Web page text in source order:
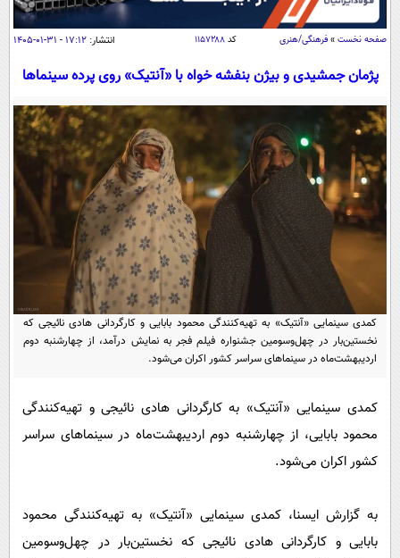
سیاسی
اقتصاد
اقتصادی
جامعه
حوادث
سلامت
یک برش دانایی
محیط زیست
سفر و تفریح
بین الملل
سیاست خارجی
فرهنگ و هنر
علم و دانش
فناوری و It
علمی
اخبار کریپتو
قرآن
گوناگون
سرگرمی
باشگاه مغز
مجله تصویری سلاح
فیلم
اقتصاد
ورزش
سرگرمی
فناوری
محیط زیست
عصر ایران 2
خواندنی ها و دیدنی ها
پیامک
روانشناسی
آموزش زبان
صفحه نخست » فرهنگی/هنری کد ۱۱۵۷۲۸۸ انتشار: ۱۷:۱۲ - ۳۱-۰۱-۱۴۰۵
پژمان جمشیدی و بیژن بنفشه خواه با «آنتیک» روی پرده سینماها
کمدی سینمایی «آنتیک» به تهیه‌کنندگی محمود بابایی و کارگردانی هادی نائیجی که
نخستین‌بار در چهل‌وسومین جشنواره فیلم فجر به نمایش درآمد، از چهارشنبه دوم
اردیبهشت‌ماه در سینماهای سراسر کشور اکران می‌شود.
کمدی سینمایی «آنتیک» به کارگردانی هادی نائیجی و تهیه‌کنندگی
محمود بابایی، از چهارشنبه دوم اردیبهشت‌ماه در سینماهای سراسر
کشور اکران می‌شود.
به گزارش ایسنا، کمدی سینمایی «آنتیک» به تهیه‌کنندگی محمود
بابایی و کارگردانی هادی نائیجی که نخستین‌بار در چهل‌وسومین